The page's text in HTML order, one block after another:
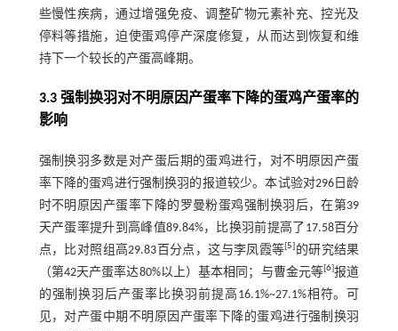
些慢性疾病，通过增强免疫、调整矿物元素补充、控光及
停料等措施，迫使蛋鸡停产深度修复，从而达到恢复和维
持下一个较长的产蛋高峰期。
3.3 强制换羽对不明原因产蛋率下降的蛋鸡产蛋率的
影响
强制换羽多数是对产蛋后期的蛋鸡进行，对不明原因产蛋
率下降的蛋鸡进行强制换羽的报道较少。本试验对296日龄
时不明原因产蛋率下降的罗曼粉蛋鸡强制换羽后，在第39
天产蛋率提升到高峰值89.84%，比换羽前提高了17.58百分
点，比对照组高29.83百分点，这与李凤霞等[5] 的研究结果
（第42天产蛋率达80%以上）基本相同；与曹金元等[6]报道
的强制换羽后产蛋率比换羽前提高16.1%~27.1%相符。可
见，对产蛋中期不明原因产蛋率下降的蛋鸡进行强制换羽